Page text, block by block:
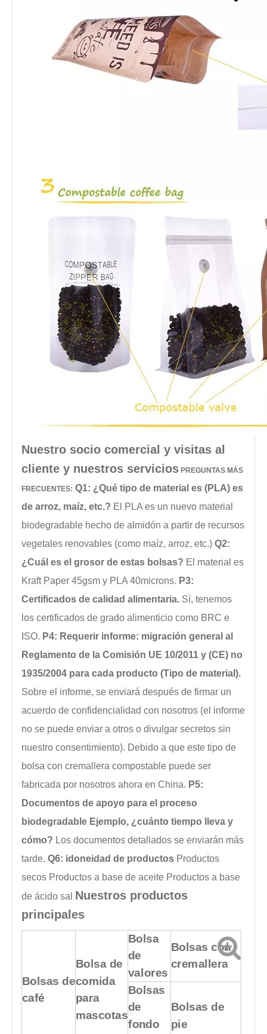
Nuestro socio comercial y visitas al
cliente y nuestros servicios PREGUNTAS MÁS
FRECUENTES: Q1: ¿Qué tipo de material es (PLA) es
de arroz, maíz, etc.? El PLA es un nuevo material
biodegradable hecho de almidón a partir de recursos
vegetales renovables (como maíz, arroz, etc.) Q2:
¿Cuál es el grosor de estas bolsas? El material es
Kraft Paper 45gsm y PLA 40microns. P3:
Certificados de calidad alimentaria. Sí, tenemos
los certificados de grado alimenticio como BRC e
ISO. P4: Requerir informe: migración general al
Reglamento de la Comisión UE 10/2011 y (CE) no
1935/2004 para cada producto (Tipo de material).
Sobre el informe, se enviará después de firmar un
acuerdo de confidencialidad con nosotros (el informe
no se puede enviar a otros o divulgar secretos sin
nuestro consentimiento). Debido a que este tipo de
bolsa con cremallera compostable puede ser
fabricada por nosotros ahora en China. P5:
Documentos de apoyo para el proceso
biodegradable Ejemplo, ¿cuánto tiempo lleva y
cómo? Los documentos detallados se enviarán más
tarde. Q6: idoneidad de productos Productos
secos Productos a base de aceite Productos a base
de ácido sal Nuestros productos
principales
Bolsas de
café
Bolsa de
comida
para
mascotas
Bolsa
de
valores
Bolsas con
cremallera
Bolsas
de
fondo
Bolsas de
pie